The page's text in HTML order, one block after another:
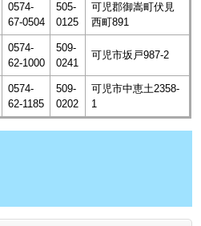
0574-
67-0504
505-
0125
可児郡御嵩町伏見
西町891
0574-
62-1000
509-
0241
可児市坂戸987-2
0574-
62-1185
509-
0202
可児市中恵土2358-
1